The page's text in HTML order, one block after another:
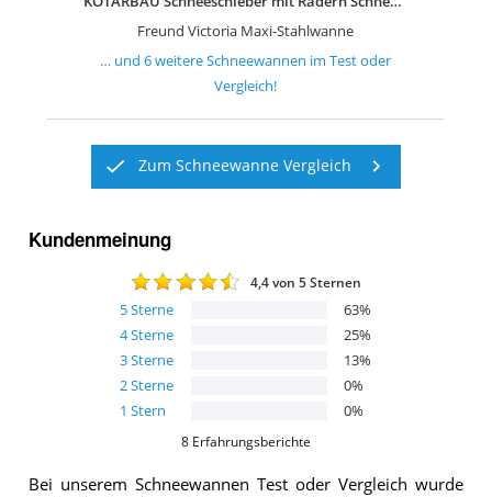
Freund Victoria Maxi-Stahlwanne
… und6weitereSchneewannen im Test oder
Vergleich!
Zum Schneewanne Vergleich
Kundenmeinung
4,4von 5 Sternen
5Sterne 63%
4Sterne 25%
3Sterne 13%
2Sterne 0%
1 Stern 0%
8 Erfahrungsberichte
Bei unserem Schneewannen Test oder Vergleich wurde